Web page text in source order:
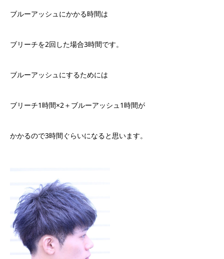
ブルーアッシュにかかる時間は
ブリーチを2回した場合3時間です。
ブルーアッシュにするためには
ブリーチ1時間×2＋ブルーアッシュ1時間が
かかるので3時間ぐらいになると思います。